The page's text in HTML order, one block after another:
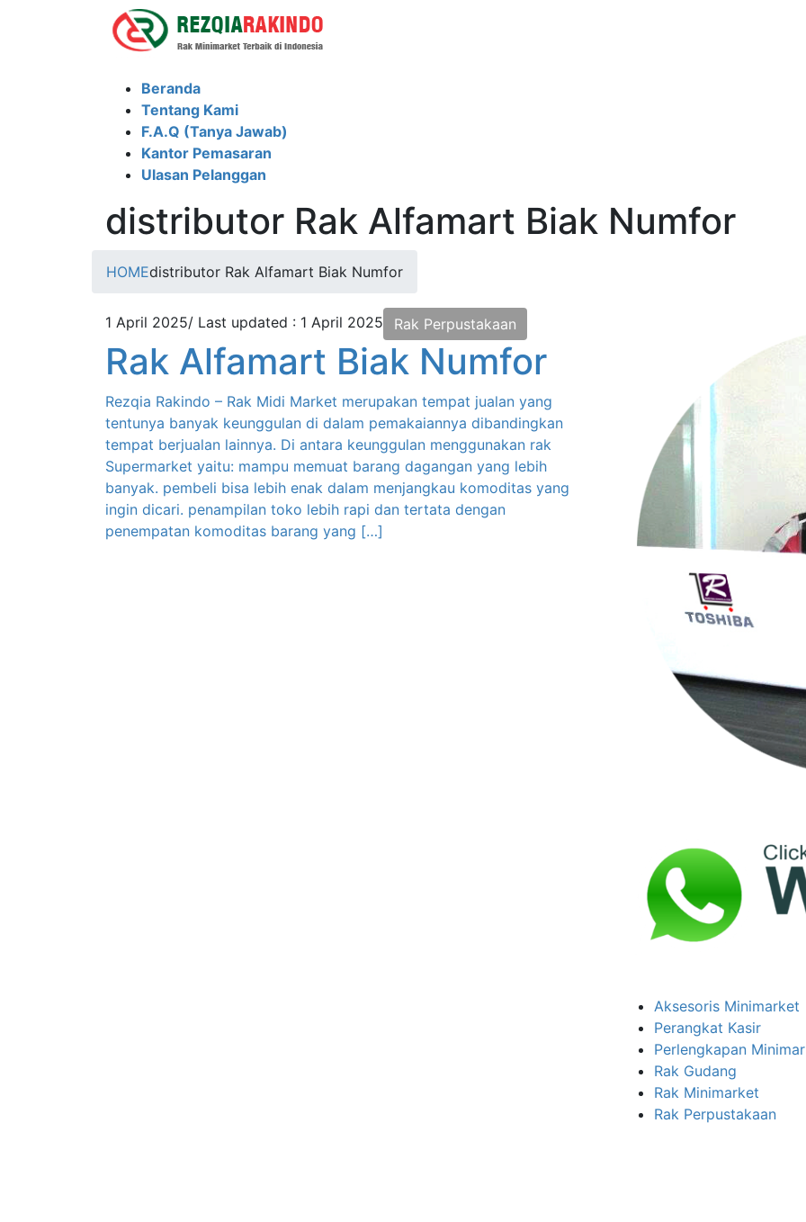
Beranda
Tentang Kami
F.A.Q (Tanya Jawab)
Kantor Pemasaran
Ulasan Pelanggan
distributor Rak Alfamart Biak Numfor
HOMEdistributor Rak Alfamart Biak Numfor
1 April 2025/ Last updated : 1 April 2025 Rak Perpustakaan
Rak Alfamart Biak Numfor
Rezqia Rakindo – Rak Midi Market merupakan tempat jualan yang
tentunya banyak keunggulan di dalam pemakaiannya dibandingkan
tempat berjualan lainnya. Di antara keunggulan menggunakan rak
Supermarket yaitu: mampu memuat barang dagangan yang lebih
banyak. pembeli bisa lebih enak dalam menjangkau komoditas yang
ingin dicari. penampilan toko lebih rapi dan tertata dengan
penempatan komoditas barang yang […]
Aksesoris Minimarket
Perangkat Kasir
Perlengkapan
Rak Gudang
Rak Minimarket
Rak Perpustakaan